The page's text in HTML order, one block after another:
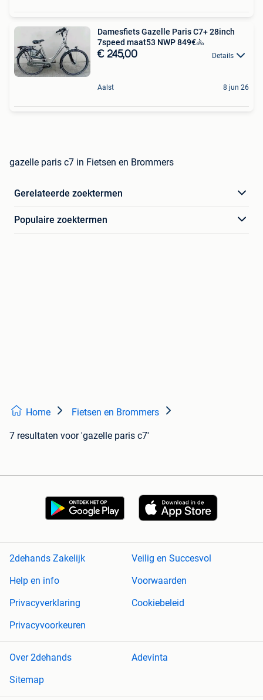
Damesfiets Gazelle Paris C7+ 28inch
7speed maat53 NWP 849€🚴
€ 245,00 Details
Aalst 8 jun 26
gazelle paris c7 in Fietsen en Brommers
Gerelateerde zoektermen
Populaire zoektermen
Home Fietsen en Brommers
7 resultaten voor 'gazelle paris c7'
2dehands Zakelijk
Veilig en Succesvol
Help en info
Voorwaarden
Privacyverklaring
Cookiebeleid
Privacyvoorkeuren
Over 2dehands
Adevinta
Sitemap